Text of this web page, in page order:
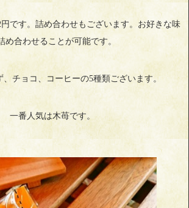
です。詰め合わせもございます。お好きな味
め合わせることが可能です。
、チョコ、コーヒーの5種類ございます。
一番人気は木苺です。